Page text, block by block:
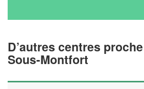
D’autres centres
Sous-Montfort